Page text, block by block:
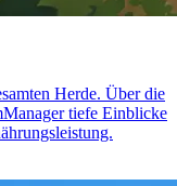
Herde. Über die
tiefe Einblicke